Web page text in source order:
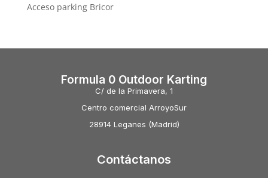
Acceso parking Bricor
Formula 0 Outdoor Karting
C/ de la Primavera, 1
Centro comercial ArroyoSur
28914 Leganes (Madrid)
Contáctanos